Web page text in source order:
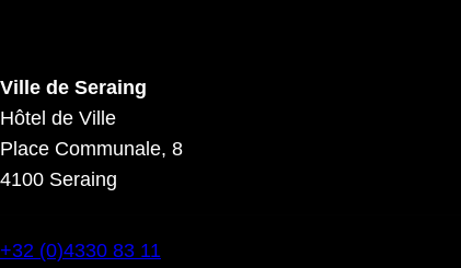
Ville de Seraing
Hôtel de Ville
Place Communale, 8
4100 Seraing
+32 (0)4330 83 11